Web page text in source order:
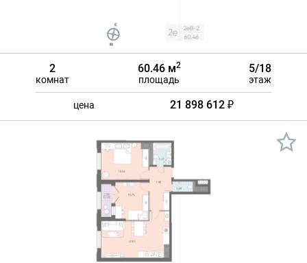
2
комнат
60.46 м2
площадь
5/18
этаж
цена 21 898 612 ₽